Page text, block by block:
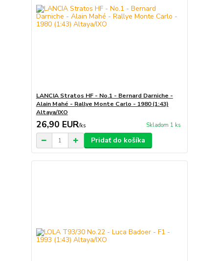
LANCIA Stratos HF - No.1 - Bernard Darniche -
Alain Mahé - Rallye Monte Carlo - 1980 (1:43)
Altaya/IXO
26,90 EUR/ks Skladom 1 ks
Pridať do košíka